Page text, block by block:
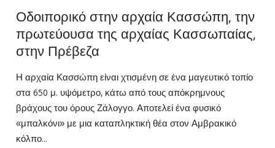
Οδοιπορικό στην αρχαία Κασσώπη, την
πρωτεύουσα της αρχαίας Κασσωπαίας,
στην Πρέβεζα
Η αρχαία Κασσώπη είναι χτισμένη σε ένα μαγευτικό τοπίο
στα 650 μ. υψόμετρο, κάτω από τους απόκρημνους
βράχους του όρους Ζάλογγο. Αποτελεί ένα φυσικό
«μπαλκόνι» με μια καταπληκτική θέα στον Αμβρακικό
κόλπο...